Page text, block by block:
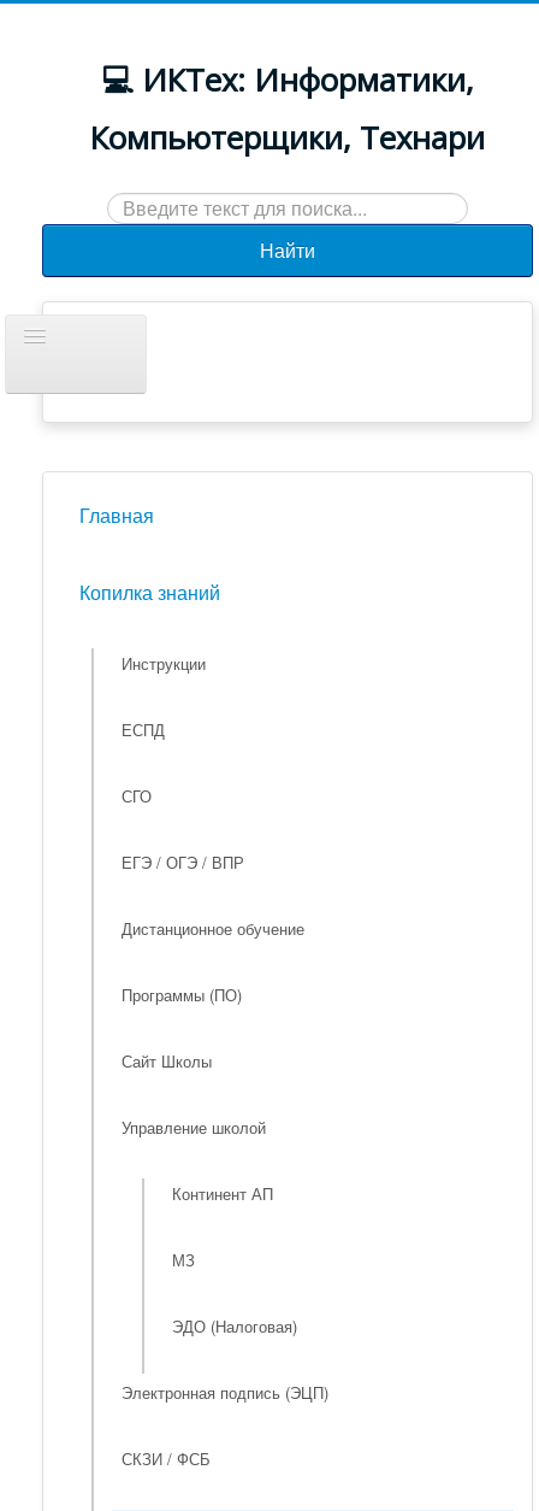
💻 ИКТех: Информатики,
Компьютерщики, Технари
Искать...
Найти
навигацию
Новости
Главная
Копилка знаний
Инструкции
ЕСПД
СГО
ЕГЭ / ОГЭ / ВПР
Дистанционное обучение
Программы (ПО)
Сайт Школы
Управление школой
Континент АП
МЗ
ЭДО (Налоговая)
Электронная подпись (ЭЦП)
СКЗИ / ФСБ